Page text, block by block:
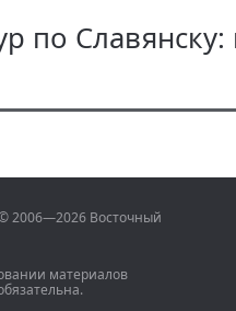
по Славянску:
2006—2026 Восточный
материалов